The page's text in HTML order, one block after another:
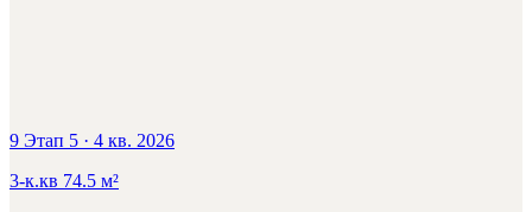
9 Этап 5 · 4 кв. 2026
3-к.кв 74.5 м²